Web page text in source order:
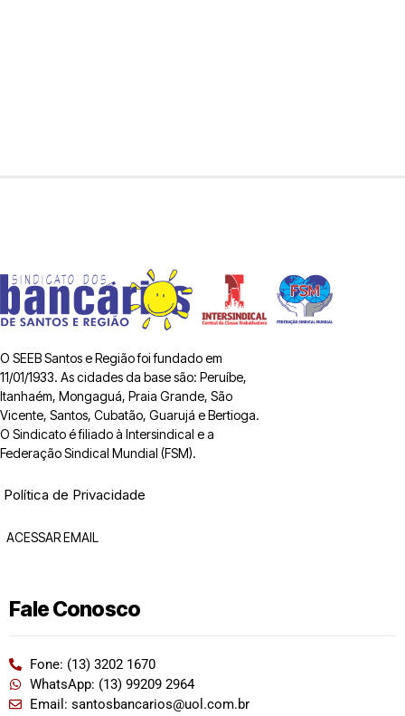
O SEEB Santos e Região foi fundado em
11/01/1933. As cidades da base são: Peruíbe,
Itanhaém, Mongaguá, Praia Grande, São
Vicente, Santos, Cubatão, Guarujá e Bertioga.
O Sindicato é filiado à Intersindical e a
Federação Sindical Mundial (FSM).
Política de Privacidade
ACESSAR EMAIL
Fale Conosco
Fone: (13) 3202 1670
WhatsApp: (13) 99209 2964
Email: santosbancarios@uol.com.br